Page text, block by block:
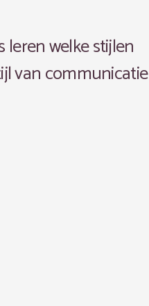
leren welke stijlen
van communicatie